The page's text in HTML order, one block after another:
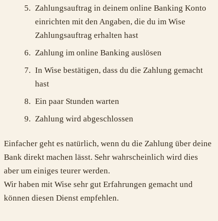
Zahlungsauftrag in deinem online Banking Konto
einrichten mit den Angaben, die du im Wise
Zahlungsauftrag erhalten hast
Zahlung im online Banking auslösen
In Wise bestätigen, dass du die Zahlung gemacht
hast
Ein paar Stunden warten
Zahlung wird abgeschlossen
Einfacher geht es natürlich, wenn du die Zahlung über deine
Bank direkt machen lässt. Sehr wahrscheinlich wird dies
aber um einiges teurer werden.
Wir haben mit Wise sehr gut Erfahrungen gemacht und
können diesen Dienst empfehlen.